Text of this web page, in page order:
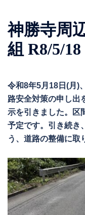
神勝寺周
組 R8/5/18
令和8年5月18日(月)
路安全対策の申し出
示を引きました。区
予定です。引き続き
う、道路の整備に取